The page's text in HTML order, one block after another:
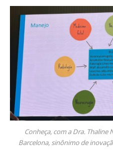
Conheça, com a Dra. Thaline
Barcelona, sinônimo de